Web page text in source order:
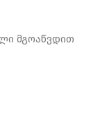
Მგოაწვდით